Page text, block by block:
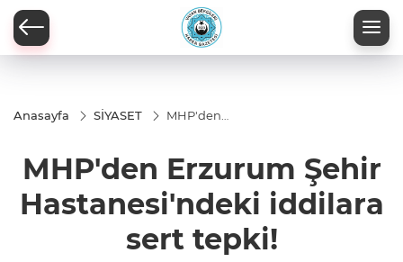
Anasayfa SİYASET
MHP'den
iddilara sert
tepki!
MHP'den Erzurum Şehir
Hastanesi'ndeki iddilara
sert tepki!